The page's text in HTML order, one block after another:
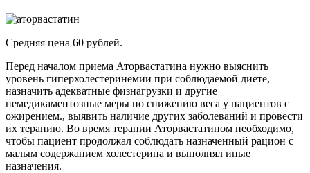
Средняя цена 60 рублей.
Перед началом приема Аторвастатина нужно выяснить
уровень гиперхолестеринемии при соблюдаемой диете,
назначить адекватные физнагрузки и другие
немедикаментозные меры по снижению веса у пациентов с
ожирением., выявить наличие других заболеваний и провести
их терапию. Во время терапии Аторвастатином необходимо,
чтобы пациент продолжал соблюдать назначенный рацион с
малым содержанием холестерина и выполнял иные
назначения.